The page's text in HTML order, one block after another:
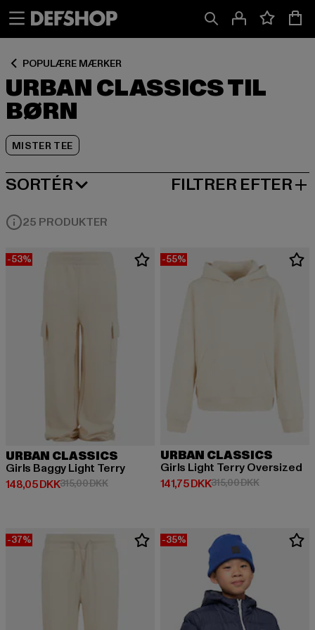
POPULÆRE MÆRKER
URBAN CLASSICS TIL
BØRN
MISTER TEE
SORTÉR
MEST POPULÆRE FILTRER EFTER
25 PRODUKTER
-53%
URBAN CLASSICS
Girls Baggy Light Terry
148,05 DKK
Nuværende pris: 148,05 DKK
315,00 DKKKampagnepris: 315,00 DKK
-55%
URBAN CLASSICS
Girls Light Terry Oversized
141,75 DKK
Nuværende pris: 141,75 DKK
315,00 DKK
-37% -35%